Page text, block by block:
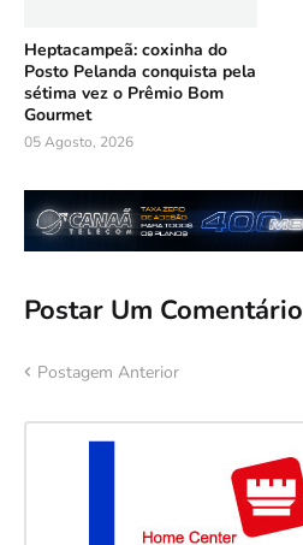
Heptacampeã: coxinha do
Posto Pelanda conquista pela
sétima vez o Prêmio Bom
Gourmet
05 Agosto, 2026
Postar Um Comentário
Postagem Anterior